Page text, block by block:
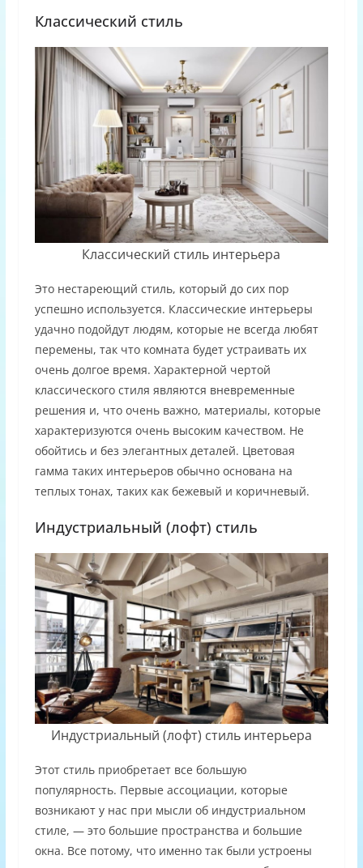
Классический стиль
Классический стиль интерьера
Это нестареющий стиль, который до сих пор
успешно используется. Классические интерьеры
удачно подойдут людям, которые не всегда любят
перемены, так что комната будет устраивать их
очень долгое время. Характерной чертой
классического стиля являются вневременные
решения и, что очень важно, материалы, которые
характеризуются очень высоким качеством. Не
обойтись и без элегантных деталей. Цветовая
гамма таких интерьеров обычно основана на
теплых тонах, таких как бежевый и коричневый.
Индустриальный (лофт) стиль
Индустриальный (лофт) стиль интерьера
Этот стиль приобретает все большую
популярность. Первые ассоциации, которые
возникают у нас при мысли об индустриальном
стиле, — это большие пространства и большие
окна. Все потому, что именно так были устроены